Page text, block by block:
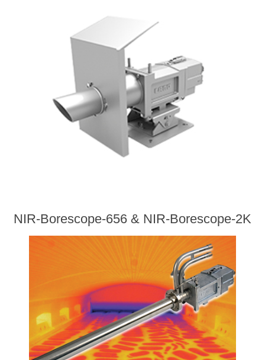
NIR-Borescope-656 & NIR-Borescope-2K